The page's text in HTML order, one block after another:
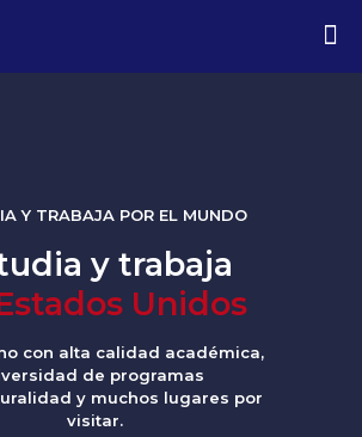
Y TRABAJA POR EL MUNDO
y trabaja
Unidos
con alta calidad académica,
de programas
y muchos lugares por
visitar.